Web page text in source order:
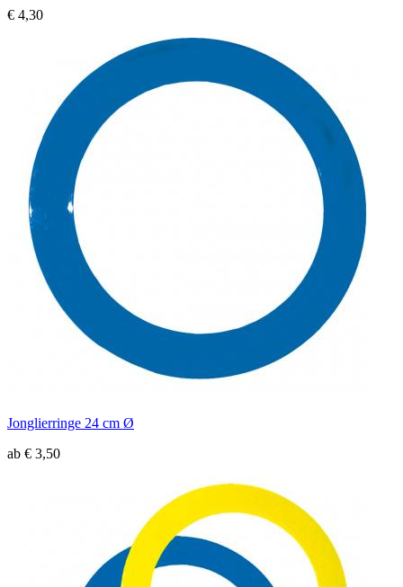
€ 4,30
Jonglierringe 24 cm Ø
ab € 3,50